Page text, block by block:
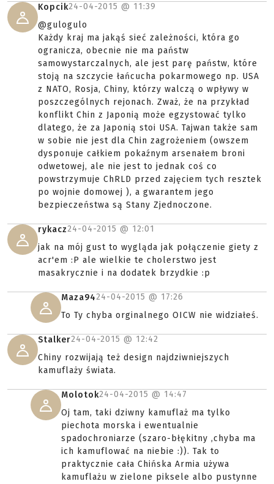
Kopcik24-04-2015 @ 11:39
@gulogulo
Każdy kraj ma jakąś sieć zależności, która go
ogranicza, obecnie nie ma państw
samowystarczalnych, ale jest parę państw, które
stoją na szczycie łańcucha pokarmowego np. USA
z NATO, Rosja, Chiny, którzy walczą o wpływy w
poszczególnych rejonach. Zważ, że na przykład
konflikt Chin z Japonią może egzystować tylko
dlatego, że za Japonią stoi USA. Tajwan także sam
w sobie nie jest dla Chin zagrożeniem (owszem
dysponuje całkiem pokaźnym arsenałem broni
odwetowej, ale nie jest to jednak coś co
powstrzymuje ChRLD przed zajęciem tych resztek
po wojnie domowej ), a gwarantem jego
bezpieczeństwa są Stany Zjednoczone.
rykacz24-04-2015 @ 12:01
jak na mój gust to wygląda jak połączenie giety z
acr'em :P ale wielkie te cholerstwo jest
masakrycznie i na dodatek brzydkie :p
Maza9424-04-2015 @ 17:26
To Ty chyba orginalnego OICW nie widziałeś.
Stalker24-04-2015 @ 12:42
Chiny rozwijają też design najdziwniejszych
kamuflaży świata.
Molotok24-04-2015 @ 14:47
Oj tam, taki dziwny kamuflaż ma tylko
piechota morska i ewentualnie
spadochroniarze (szaro-błękitny ,chyba ma
ich kamuflować na niebie :)). Tak to
praktycznie cała Chińska Armia używa
kamuflażu w zielone piksele albo pustynne